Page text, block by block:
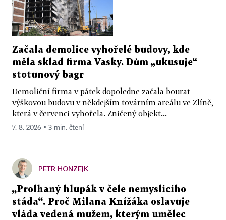
Začala demolice vyhořelé budovy, kde
měla sklad firma Vasky. Dům „ukusuje“
stotunový bagr
Demoliční firma v pátek dopoledne začala bourat
výškovou budovu v někdejším továrním areálu ve Zlíně,
která v červenci vyhořela. Zničený objekt...
7. 8. 2026 ▪ 3 min. čtení
PETR HONZEJK
„Prolhaný hlupák v čele nemyslícího
stáda“. Proč Milana Knížáka oslavuje
vláda vedená mužem, kterým umělec